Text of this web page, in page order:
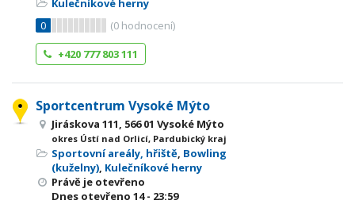
Kulečníkové herny
0
(0 hodnocení)
+420 777 803 111
Sportcentrum Vysoké Mýto
Jiráskova 111, 566 01 Vysoké Mýto
okres Ústí nad Orlicí, Pardubický kraj
Sportovní areály, hřiště, Bowling
(kuželny), Kulečníkové herny
Právě je otevřeno
Dnes otevřeno 14 - 23:59